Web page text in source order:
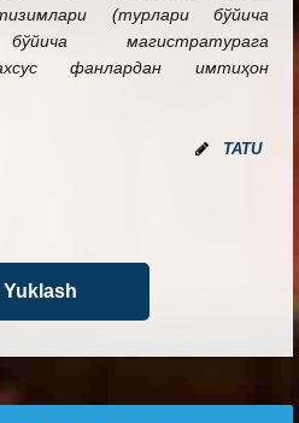
(турлари бўйича
бўйича магистратурага
фанлардан имтиҳон
TATU
Yuklash